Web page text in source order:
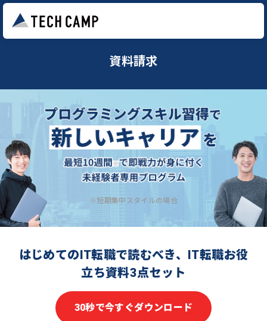
資料請求
※短期集中スタイルの場合
はじめてのIT転職で読むべき、IT転職お役
立ち資料3点セット
30秒で今すぐダウンロード